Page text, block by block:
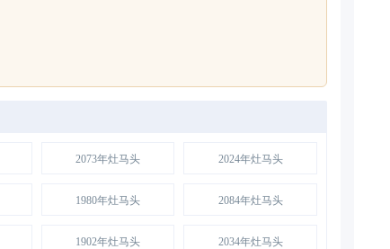
2073年灶马头 2024年灶马头
1980年灶马头 2084年灶马头
1902年灶马头 2034年灶马头